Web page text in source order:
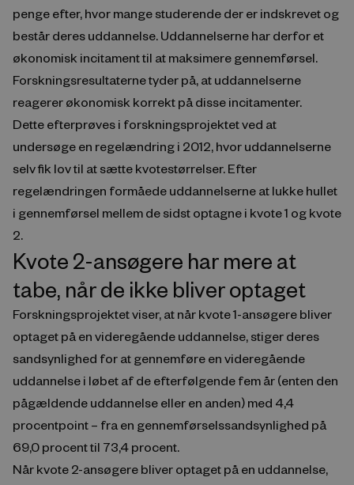
penge efter, hvor mange studerende der er indskrevet og
består deres uddannelse. Uddannelserne har derfor et
økonomisk incitament til at maksimere gennemførsel.
Forskningsresultaterne tyder på, at uddannelserne
reagerer økonomisk korrekt på disse incitamenter.
Dette efterprøves i forskningsprojektet ved at
undersøge en regelændring i 2012, hvor uddannelserne
selv fik lov til at sætte kvotestørrelser. Efter
regelændringen formåede uddannelserne at lukke hullet
i gennemførsel mellem de sidst optagne i kvote 1 og kvote
2.
Kvote 2-ansøgere har mere at
tabe, når de ikke bliver optaget
Forskningsprojektet viser, at når kvote 1-ansøgere bliver
optaget på en videregående uddannelse, stiger deres
sandsynlighed for at gennemføre en videregående
uddannelse i løbet af de efterfølgende fem år (enten den
pågældende uddannelse eller en anden) med 4,4
procentpoint – fra en gennemførselssandsynlighed på
69,0 procent til 73,4 procent.
Når kvote 2-ansøgere bliver optaget på en uddannelse,